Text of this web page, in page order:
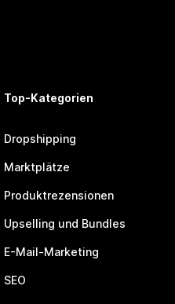
Top-Kategorien
Dropshipping
Marktplätze
Produktrezensionen
Upselling und Bundles
E-Mail-Marketing
SEO